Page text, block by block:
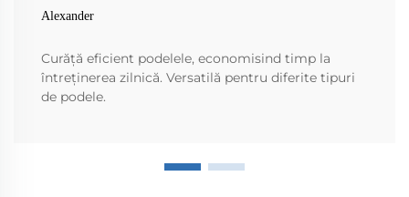
Alexander
Curăță eficient podelele, economisind timp la
întreținerea zilnică. Versatilă pentru diferite tipuri
de podele.